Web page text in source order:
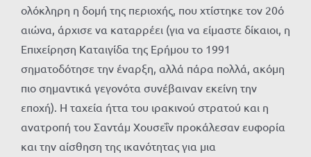
ολόκληρη η δομή της περιοχής, που χτίστηκε τον 20ό
αιώνα, άρχισε να καταρρέει (για να είμαστε δίκαιοι, η
Επιχείρηση Καταιγίδα της Ερήμου το 1991
σηματοδότησε την έναρξη, αλλά πάρα πολλά, ακόμη
πιο σημαντικά γεγονότα συνέβαιναν εκείνη την
εποχή). Η ταχεία ήττα του ιρακινού στρατού και η
ανατροπή του Σαντάμ Χουσεΐν προκάλεσαν ευφορία
και την αίσθηση της ικανότητας για μια